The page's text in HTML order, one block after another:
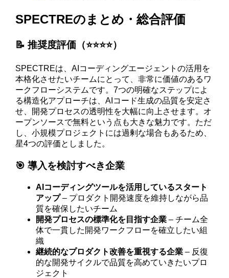
SPECTREのまとめ・総合評価
📝 推奨度評価（⭐️⭐️⭐️⭐️）
SPECTREは、AIコーディングエージェントの活用を
本格化させたいチームにとって、非常に価値のあるワ
ークフローシステムです。7つの明確なステップによ
る構造化アプローチは、AIコード生成の品質を安定さ
せ、開発プロセスの透明性を大幅に向上させます。オ
ープンソースで無料という点も大きな魅力です。ただ
し、小規模プロジェクトには過剰な場合もあるため、
星4つの評価としました。
🎯 導入を検討すべき企業
AIコーディングツールを活用しているスタート
アップ– プロダクト開発速度を維持しながら品
質を確保したいチーム
開発プロセスの標準化を目指す企業 – チーム全
体で一貫した開発ワークフローを確立したい組
織
継続的なプロダクト改善を重視する企業 – 反復
的な開発サイクルで品質を高めていきたいプロ
ジェクト